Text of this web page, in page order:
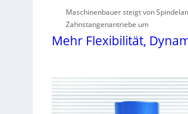
Maschinenbauer steigt von
Zahnstangenantriebe um
Mehr Flexibilität,